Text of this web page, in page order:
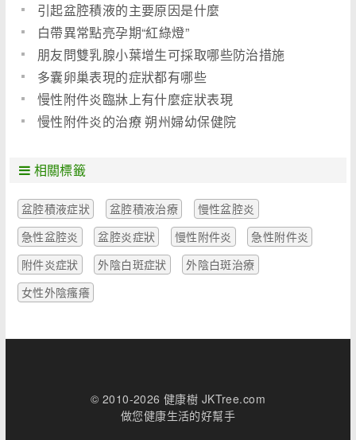
引起盆腔積液的主要原因是什麼
白帶異常點亮孕期“紅綠燈”
朋友問雙乳腺小葉增生可採取哪些防治措施
多囊卵巢表現的症狀都有哪些
慢性附件炎臨牀上有什麼症狀表現
慢性附件炎的治療 朔州婦幼保健院
相關標籤
盆腔積液症狀 盆腔積液治療
慢性盆腔炎
急性盆腔炎
盆腔炎症狀 慢性附件炎
急性附件炎
附件炎症狀
外陰白斑症狀
外陰白斑治療
女性外陰瘙癢
© 2010-2026 健康樹 JKTree.com
做您健康生活的好幫手